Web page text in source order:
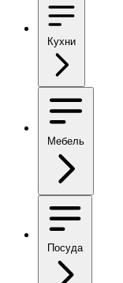
Кухни
Мебель
Посуда